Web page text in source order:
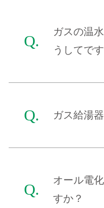
ガスの温
うしてで
ガス給湯
オール電
すか？